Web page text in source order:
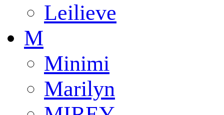
Leilieve
M
Minimi
Marilyn